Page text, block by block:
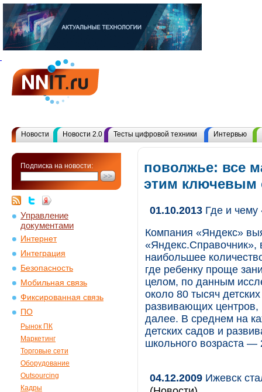
Новости Новости 2.0 Тесты цифровой техники Интервью
Подписка на новости:
Управление
документами
Интернет
Интеграция
Безопасность
Мобильная связь
Фиксированная связь
ПО
Рынок ПК
Маркетинг
Торговые сети
Оборудование
Outsourcing
Кадры
поволжье: все
этим ключевым
01.10.2013 Где и чему
Компания «Яндекс»
«Яндекс.Справочник»,
наибольшее
где ребенку проще
целом, по данным
около 80 тысяч
развивающих центров,
далее. В среднем на
детских садов и
школьного возраста —
04.12.2009 Ижевск